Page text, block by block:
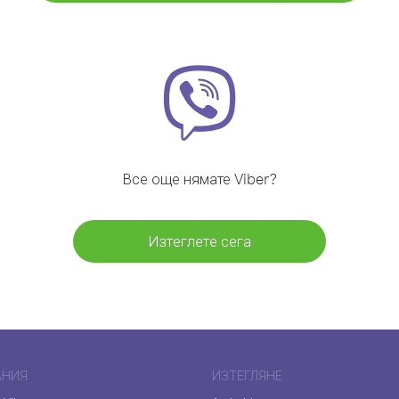
Все още нямате Viber?
Изтеглете сега
ИЗТЕГЛЯНЕ